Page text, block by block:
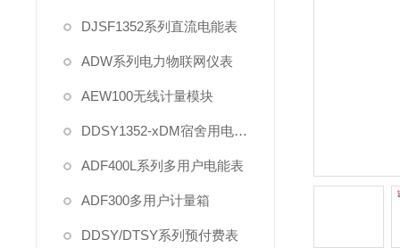
DJSF1352系列直流电能表
ADW系列电力物联网仪表
AEW100无线计量模块
DDSY1352-xDM宿舍用电管理
ADF400L系列多用户电能表
ADF300多用户计量箱
DDSY/DTSY系列预付费表